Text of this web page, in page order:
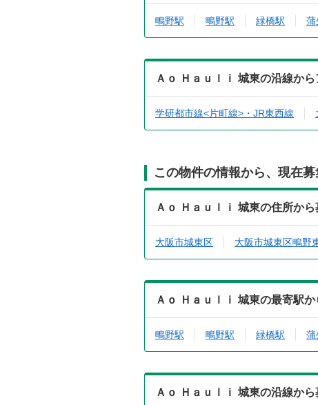
鴫野駅 鴫野駅 緑橋駅 蒲
Ａｏ Ｈａｕｌｉ 城東の沿線か
学研都市線<片町線>・JR東西線
この物件の情報から、現在
Ａｏ Ｈａｕｌｉ 城東の住所か
大阪市城東区 大阪市城東区鴫野
Ａｏ Ｈａｕｌｉ 城東の最寄駅
鴫野駅 鴫野駅 緑橋駅 蒲
Ａｏ Ｈａｕｌｉ 城東の沿線か